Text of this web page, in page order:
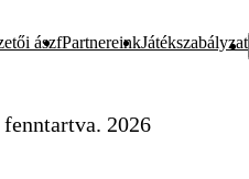
ászfPartnereinkJátékszabályzat
2026